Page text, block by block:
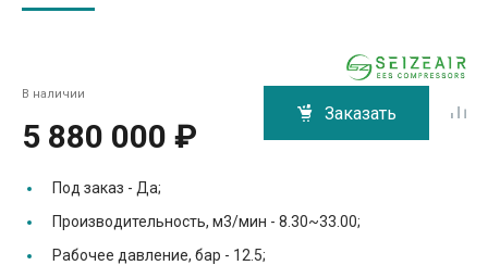
В наличии
5 880 000 ₽
Заказать
Под заказ - Да;
Производительность, м3/мин - 8.30~33.00;
Рабочее давление, бар - 12.5;